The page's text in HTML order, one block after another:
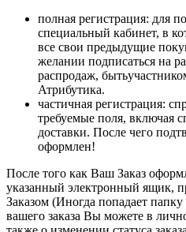
полная регистрация: для
специальный кабинет, в
все свои предыдущие
желании подписаться на
распродаж,
Атрибутика.
частичная регистрация:
требуемые поля, включая
доставки. После чего
оформлен!
После того как Ваш Заказ
указанный электронный ящик,
Заказом (Иногда попадает
вашего заказа Вы можете в